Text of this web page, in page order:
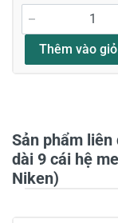
Thêm vào
Sản phẩm
dài 9 cái hệ
Niken)